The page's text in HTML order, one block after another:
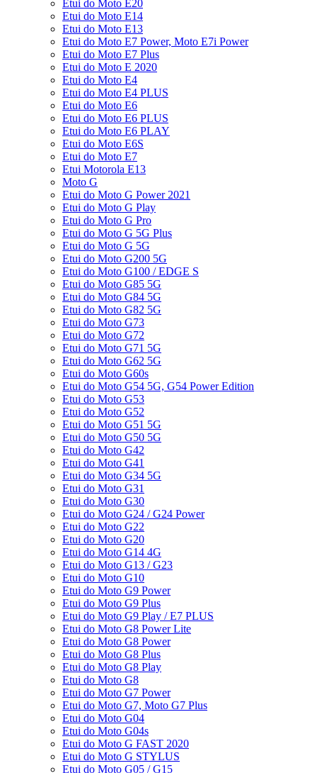
Etui do Moto E20
Etui do Moto E14
Etui do Moto E13
Etui do Moto E7 Power, Moto E7i Power
Etui do Moto E7 Plus
Etui do Moto E 2020
Etui do Moto E4
Etui do Moto E4 PLUS
Etui do Moto E6
Etui do Moto E6 PLUS
Etui do Moto E6 PLAY
Etui do Moto E6S
Etui do Moto E7
Etui Motorola E13
Moto G
Etui do Moto G Power 2021
Etui do Moto G Play
Etui do Moto G Pro
Etui do Moto G 5G Plus
Etui do Moto G 5G
Etui do Moto G200 5G
Etui do Moto G100 / EDGE S
Etui do Moto G85 5G
Etui do Moto G84 5G
Etui do Moto G82 5G
Etui do Moto G73
Etui do Moto G72
Etui do Moto G71 5G
Etui do Moto G62 5G
Etui do Moto G60s
Etui do Moto G54 5G, G54 Power Edition
Etui do Moto G53
Etui do Moto G52
Etui do Moto G51 5G
Etui do Moto G50 5G
Etui do Moto G42
Etui do Moto G41
Etui do Moto G34 5G
Etui do Moto G31
Etui do Moto G30
Etui do Moto G24 / G24 Power
Etui do Moto G22
Etui do Moto G20
Etui do Moto G14 4G
Etui do Moto G13 / G23
Etui do Moto G10
Etui do Moto G9 Power
Etui do Moto G9 Plus
Etui do Moto G9 Play / E7 PLUS
Etui do Moto G8 Power Lite
Etui do Moto G8 Power
Etui do Moto G8 Plus
Etui do Moto G8 Play
Etui do Moto G8
Etui do Moto G7 Power
Etui do Moto G7, Moto G7 Plus
Etui do Moto G04
Etui do Moto G04s
Etui do Moto G FAST 2020
Etui do Moto G STYLUS
Etui do Moto G05 / G15